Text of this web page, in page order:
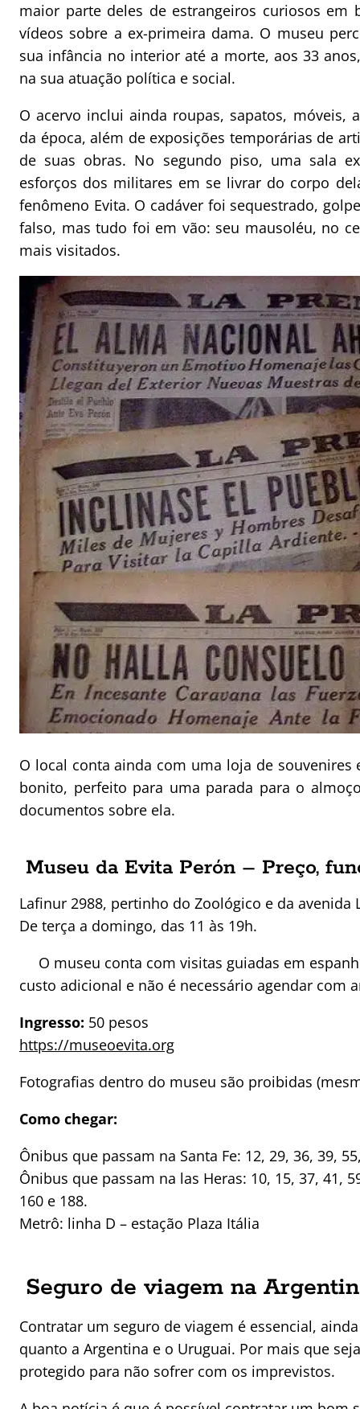
maior parte deles de estrangeiros curiosos em
vídeos sobre a ex-primeira dama. O museu
sua infância no interior até a morte, aos 33
na sua atuação política e social.
O acervo inclui ainda roupas, sapatos, móveis,
da época, além de exposições temporárias de
de suas obras. No segundo piso, uma sala
esforços dos militares em se livrar do corpo
fenômeno Evita. O cadáver foi sequestrado,
falso, mas tudo foi em vão: seu mausoléu, no
mais visitados.
O local conta ainda com uma loja de
bonito, perfeito para uma parada para o
documentos sobre ela.
Museu da Evita Perón – Preço,
Lafinur 2988, pertinho do Zoológico e da avenida
De terça a domingo, das 11 às 19h.
O museu conta com visitas guiadas em
custo adicional e não é necessário agendar com
Ingresso: 50 pesos
https://museoevita.org
Fotografias dentro do museu são proibidas
Como chegar:
Ônibus que passam na Santa Fe: 12, 29, 36, 39,
Ônibus que passam na las Heras: 10, 15, 37, 41,
160 e 188.
Metrô: linha D – estação Plaza Itália
Seguro de viagem na
Contratar um seguro de viagem é essencial,
quanto a Argentina e o Uruguai. Por mais que
protegido para não sofrer com os imprevistos.